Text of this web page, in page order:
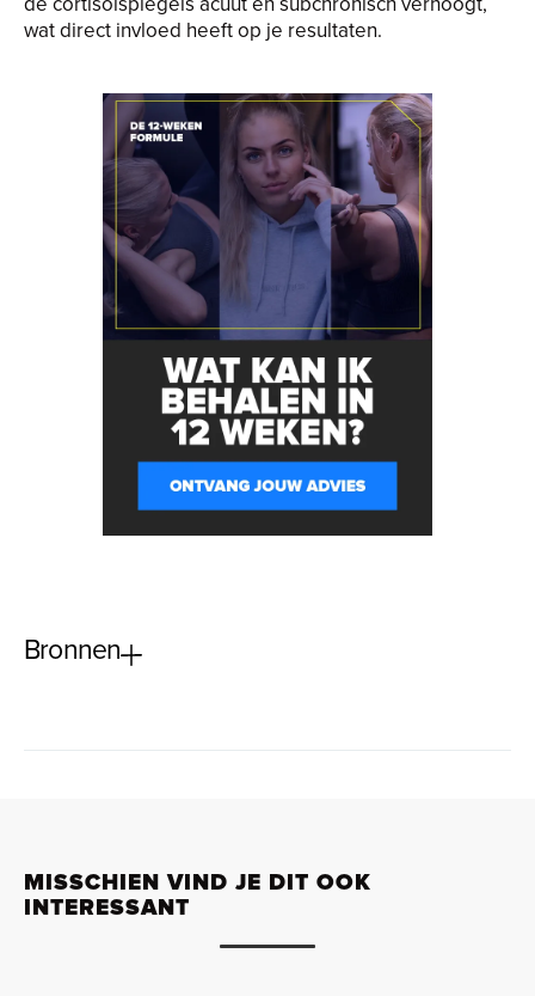
wat direct invloed heeft op je resultaten.
Bronnen
MISSCHIEN VIND JE DIT OOK
INTERESSANT